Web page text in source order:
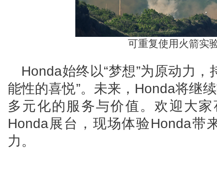
可重复使用火箭实
Honda始终以“梦想”为原动力
能性的喜悦”。未来，Honda将继
多元化的服务与价值。欢迎大
Honda展台，现场体验Honda带
力。